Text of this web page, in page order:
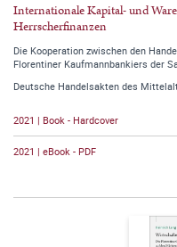
Internationale Kapital- und
Herrscherfinanzen
Die Kooperation zwischen den
Florentiner Kaufmannbankiers der
Deutsche Handelsakten des
2021 | Book - Hardcover
2021 | eBook - PDF